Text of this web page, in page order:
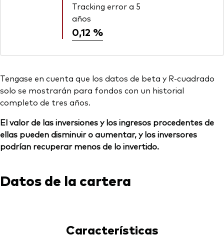
Tracking error a 5
años
0,12 %
Tengase en cuenta que los datos de beta y R-cuadrado
solo se mostrarán para fondos con un historial
completo de tres años.
El valor de las inversiones y los ingresos procedentes de
ellas pueden disminuir o aumentar, y los inversores
podrían recuperar menos de lo invertido.
Datos de la cartera
Características